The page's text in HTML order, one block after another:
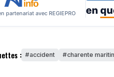
partenariat avec REGIEPRO
en
: accident charente